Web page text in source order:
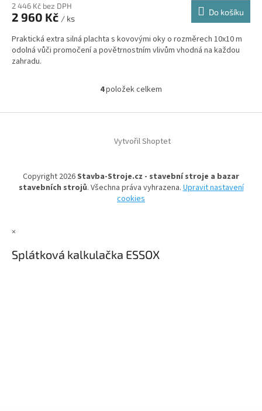
2 446 Kč bez DPH
2 960 Kč / ks
Do košíku
Praktická extra silná plachta s kovovými oky o rozměrech 10x10 m
odolná vůči promočení a povětrnostním vlivům vhodná na každou
zahradu.
O
l
d
í
p
r
v
ý
p
4položek celkem
Vytvořil Shoptet
Copyright 2026Stavba-Stroje.cz - stavební stroje a bazar
stavebních strojů. Všechna práva vyhrazena.Upravit nastavení
cookies
×
Splátková kalkulačka ESSOX